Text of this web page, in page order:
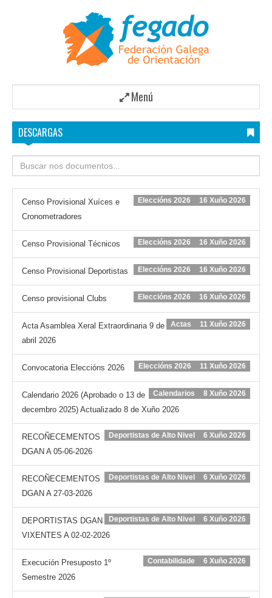
Menú
DESCARGAS
16 Xuño 2026
Eleccións 2026
Censo Provisional Xuíces e
Cronometradores
16 Xuño 2026
Eleccións 2026
Censo Provisional Técnicos
16 Xuño 2026
Eleccións 2026
Censo Provisional Deportistas
16 Xuño 2026
Eleccións 2026
Censo provisional Clubs
11 Xuño 2026
Actas
Acta Asamblea Xeral Extraordinaria 9 de
abril 2026
11 Xuño 2026
Eleccións 2026
Convocatoria Eleccións 2026
8 Xuño 2026
Calendarios
Calendario 2026 (Aprobado o 13 de
decembro 2025) Actualizado 8 de Xuño 2026
6 Xuño 2026
Deportistas de Alto Nivel
RECOÑECEMENTOS
DGAN A 05-06-2026
6 Xuño 2026
Deportistas de Alto Nivel
RECOÑECEMENTOS
DGAN A 27-03-2026
6 Xuño 2026
Deportistas de Alto Nivel
DEPORTISTAS DGAN
VIXENTES A 02-02-2026
6 Xuño 2026
Contabilidade
Execución Presuposto 1º
Semestre 2026